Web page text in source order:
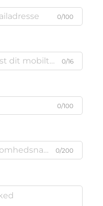
0/100
0/16
0/100
0/200